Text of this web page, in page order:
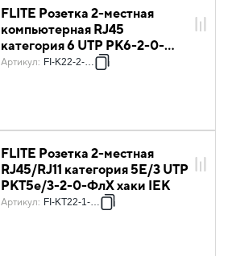
FLITE Розетка 2-местная
компьютерная RJ45
категория 6 UTP РК6-2-0-
ФлХ хаки IEK
Артикул: FI-K22-2-K59
FLITE Розетка 2-местная
RJ45/RJ11 категория 5Е/3 UTP
РКТ5е/3-2-0-ФлХ хаки IEK
Артикул: FI-KT22-1-K59